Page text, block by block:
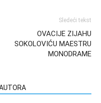
Sledeći tekst
OVACIJE ZIJAHU
SOKOLOVIĆU MAESTRU
MONODRAME